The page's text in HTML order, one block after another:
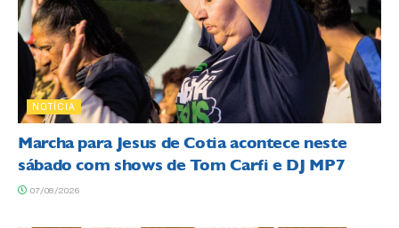
NOTÍCIA
Marcha para Jesus de Cotia acontece neste
sábado com shows de Tom Carfi e DJ MP7
07/08/2026